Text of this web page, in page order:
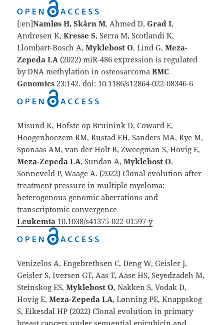
[:en]Namløs H, Skårn M, Ahmed D,Grad I,
Andresen K,Kresse S, Serra M, Scotlandi K,
Llombart-Bosch A,Myklebost O, Lind G,Meza-
Zepeda LA(2022) miR-486 expression is regulated
by DNA methylation in osteosarcomaBMC
Genomics 23:142. doi: 10.1186/s12864-022-08346-6
Misund K, Hofste op Bruinink D, Coward E,
Hoogenboezem RM, Rustad EH, Sanders MA, Rye M,
Sponaas AM, van der Holt B, Zweegman S, Hovig E,
Meza-Zepeda LA, Sundan A,Myklebost O,
Sonneveld P, Waage A. (2022) Clonal evolution after
treatment pressure in multiple myeloma:
heterogenous genomic aberrations and
transcriptomic convergence
Leukemia 10.1038/s41375-022-01597-y
Venizelos A, Engebrethsen C, Deng W, Geisler J,
Geisler S, Iversen GT, Aas T, Aase HS, Seyedzadeh M,
Steinskog ES,Myklebost O,Nakken S, Vodak D,
Hovig E,Meza-Zepeda LA, Lønning PE, Knappskog
S, Eikesdal HP (2022) Clonal evolution in primary